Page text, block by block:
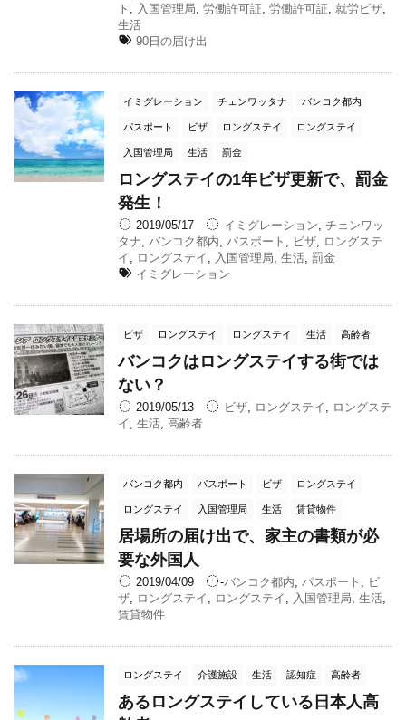
ト
入国管理局 労働許可証 労働許可証 就労ビザ
生活
90日の届け出
イミグレーション チェンワッタナ バンコク都内
パスポート ビザ ロングステイ ロングステイ
入国管理局 生活 罰金
ロングステイの1年ビザ更新で、罰金
発生！
2019/05/17 -イミグレーション チェンワッ
タナ
バンコク都内 パスポート ビザ
ロングステ
イ
ロングステイ 入国管理局 生活 罰金
イミグレーション
ビザ ロングステイ ロングステイ 生活 高齢者
バンコクはロングステイする街では
ない？
2019/05/13 -ビザ, ロングステイ
ロングステ
イ
生活 高齢者
バンコク都内 パスポート ビザ ロングステイ
ロングステイ 入国管理局 生活 賃貸物件
居場所の届け出で、家主の書類が必
要な外国人
2019/04/09 -バンコク都内 パスポート
ビ
ザ
ロングステイ ロングステイ 入国管理局 生活
賃貸物件
ロングステイ 介護施設 生活 認知症 高齢者
あるロングステイしている日本人高